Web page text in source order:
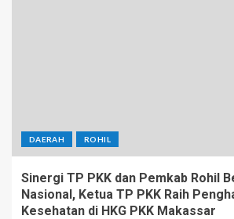
DAERAH ROHIL
Sinergi TP PKK dan Pemkab Rohil
Nasional, Ketua TP PKK Raih
Kesehatan di HKG PKK Makassar